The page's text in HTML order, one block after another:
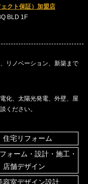
クト保証）加盟店
BLD 1F
リノベーション、新築まで
化、太陽光発電、外壁、屋
ください。
住宅リフォーム
ォーム・設計・施工・
店舗デザイン
容室デザイン設計